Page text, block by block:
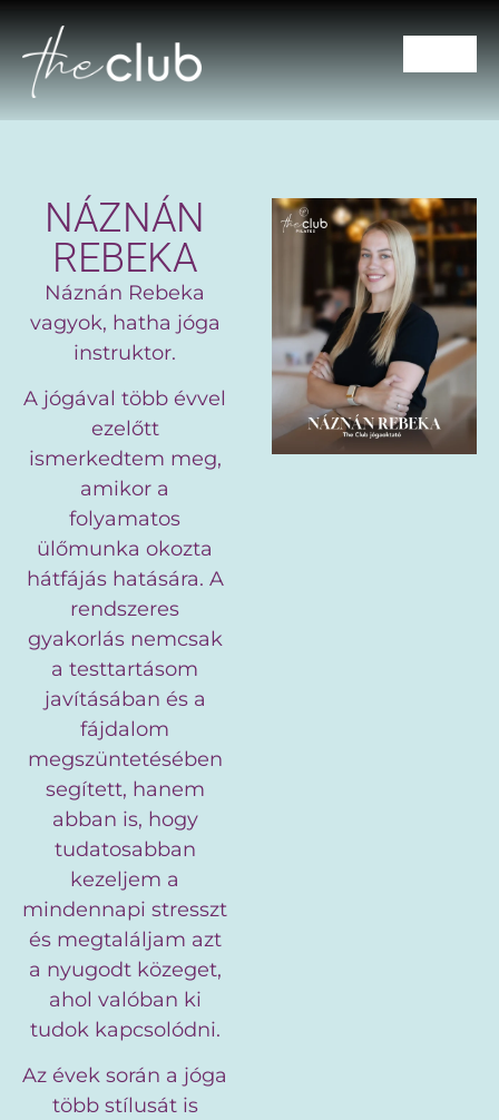
NÁZNÁN
REBEKA
Náznán Rebeka
vagyok, hatha jóga
instruktor.
A jógával több évvel
ezelőtt
ismerkedtem meg,
amikor a
folyamatos
ülőmunka okozta
hátfájás hatására. A
rendszeres
gyakorlás nemcsak
a testtartásom
javításában és a
fájdalom
megszüntetésében
segített, hanem
abban is, hogy
tudatosabban
kezeljem a
mindennapi stresszt
és megtaláljam azt
a nyugodt közeget,
ahol valóban ki
tudok kapcsolódni.
Az évek során a jóga
több stílusát is